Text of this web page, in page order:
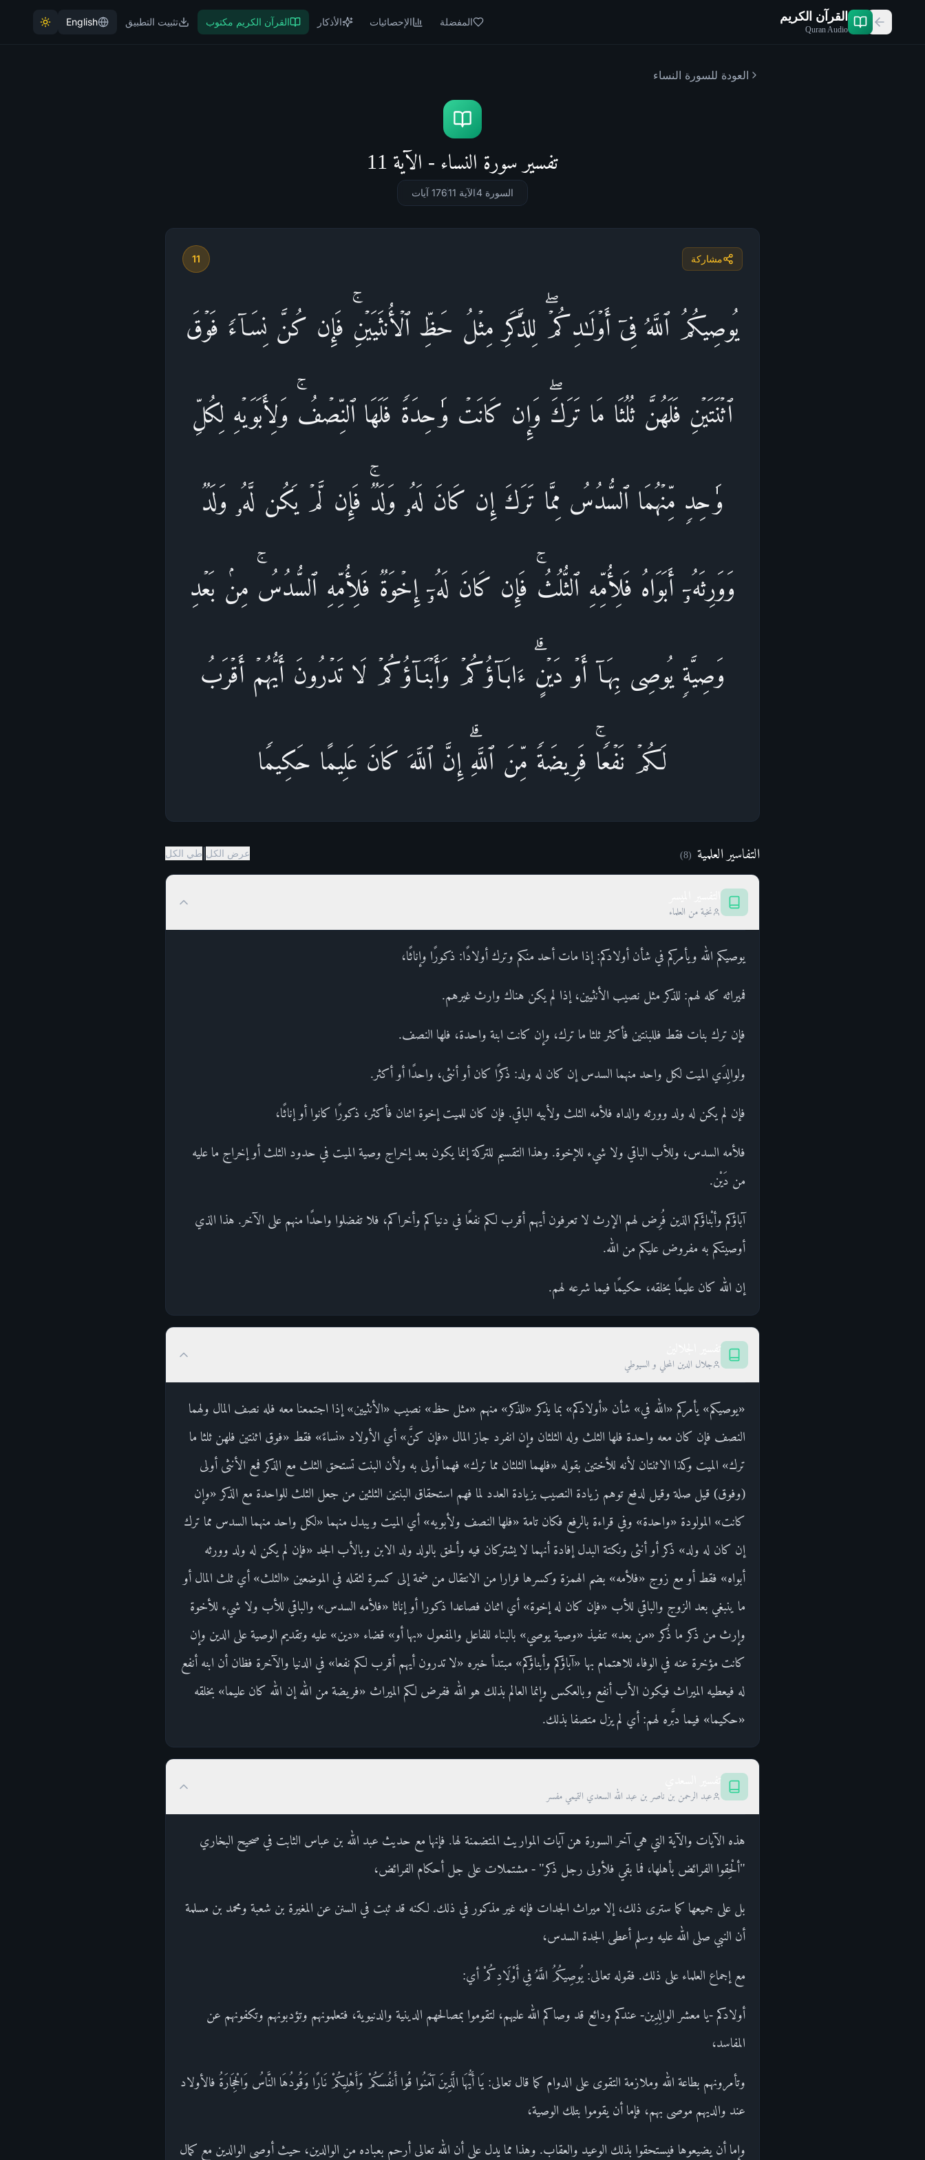
القرآن الكريم
Quran Audio
المفضلة الإحصائيات الأذكار القرآن الكريم مكتوب تثبيت التطبيق English
العودة للسورة النساء
تفسير سورة النساء - الآية 11
السورة 4 الآية 11 176 آيات
مشاركة 11
یُوصِیكُمُ ٱللَّهُ فِیۤ أَوۡلَـٰدِكُمۡۖ لِلذَّكَرِ مِثۡلُ حَظِّ ٱلۡأُنثَیَیۡنِۚ فَإِن كُنَّ نِسَاۤءࣰ فَوۡقَ
ٱثۡنَتَیۡنِ فَلَهُنَّ ثُلُثَا مَا تَرَكَۖ وَإِن كَانَتۡ وَ ٰ⁠حِدَةࣰ فَلَهَا ٱلنِّصۡفُۚ وَلِأَبَوَیۡهِ لِكُلِّ
وَ ٰ⁠حِدࣲ مِّنۡهُمَا ٱلسُّدُسُ مِمَّا تَرَكَ إِن كَانَ لَهُۥ وَلَدࣱۚ فَإِن لَّمۡ یَكُن لَّهُۥ وَلَدࣱ
وَوَرِثَهُۥۤ أَبَوَاهُ فَلِأُمِّهِ ٱلثُّلُثُۚ فَإِن كَانَ لَهُۥۤ إِخۡوَةࣱ فَلِأُمِّهِ ٱلسُّدُسُۚ مِنۢ بَعۡدِ
وَصِیَّةࣲ یُوصِی بِهَاۤ أَوۡ دَیۡنٍۗ ءَابَاۤؤُكُمۡ وَأَبۡنَاۤؤُكُمۡ لَا تَدۡرُونَ أَیُّهُمۡ أَقۡرَبُ
لَكُمۡ نَفۡعࣰاۚ فَرِیضَةࣰ مِّنَ ٱللَّهِۗ إِنَّ ٱللَّهَ كَانَ عَلِیمًا حَكِیمࣰا
التفاسير العلمية (
8
) عرض الكل طي الكل
نخبة من العلماء
يوصيكم الله ويأمركم في شأن أولادكم: إذا مات أحد منكم وترك أولادًا: ذكورًا وإناثًا،
فميراثه كله لهم: للذكر مثل نصيب الأنثيين، إذا لم يكن هناك وارث غيرهم.
فإن ترك بنات فقط فللبنتين فأكثر ثلثا ما ترك، وإن كانت ابنة واحدة، فلها النصف.
ولوالِدَي الميت لكل واحد منهما السدس إن كان له ولد: ذكرًا كان أو أنثى، واحدًا أو أكثر.
فإن لم يكن له ولد وورثه والداه فلأمه الثلث ولأبيه الباقي. فإن كان للميت إخوة اثنان فأكثر، ذكورًا كانوا أو إناثًا،
فلأمه السدس، وللأب الباقي ولا شيء للإخوة. وهذا التقسيم للتركة إنما يكون بعد إخراج وصية الميت في حدود الثلث أو إخراج ما عليه
من دَيْن.
آباؤكم وأبْناؤكم الذين فُرِض لهم الإرث لا تعرفون أيهم أقرب لكم نفعًا في دنياكم وأخراكم، فلا تفضلوا واحدًا منهم على الآخر. هذا الذي
أوصيتكم به مفروض عليكم من الله.
إن الله كان عليمًا بخلقه، حكيمًا فيما شرعه لهم.
جلال الدين المحلي و السيوطي
«يوصيكم» يأمركم «الله في» شأن «أولادكم» بما يذكر «للذكر» منهم «مثل حظ» نصيب «الأنثيين» إذا اجتمعنا معه فله نصف المال ولهما
النصف فإن كان معه واحدة فلها الثلث وله الثلثان وإن انفرد جاز المال «فإن كنَّ» أي الأولاد «نساءً» فقط «فوق اثنتين فلهن ثلثا ما
ترك» الميت وكذا الاثنتان لأنه للأختين بقوله «فلهما الثلثان مما ترك» فهما أولى به ولأن البنت تستحق الثلث مع الذكر فمع الأنثى أولى
(وفوق) قيل صلة وقيل لدفع توهم زيادة النصيب بزيادة العدد لما فهم استحقاق البنتين الثلثين من جعل الثلث للواحدة مع الذكر «وإن
كانت» المولودة «واحدة» وفي قراءة بالرفع فكان تامة «فلها النصف ولأبويه» أي الميت ويبدل منهما «لكل واحد منهما السدس مما ترك
إن كان له ولد» ذكر أو أنثى ونكتة البدل إفادة أنهما لا يشتركان فيه وألحق بالولد ولد الابن وبالأب الجد «فإن لم يكن له ولد وورثه
أبواه» فقط أو مع زوج «فلأمه» بضم الهمزة وكسرها فرارا من الانتقال من ضمة إلى كسرة لثقله في الموضعين «الثلث» أي ثلث المال أو
ما ينبغي بعد الزوج والباقي للأب «فإن كان له إخوة» أي اثنان فصاعدا ذكورا أو إناثا «فلأمه السدس» والباقي للأب ولا شيء للأخوة
وإرث من ذكر ما ذُكر «من بعد» تنفيذ «وصية يوصي» بالبناء للفاعل والمفعول «بها أو» قضاء «دين» عليه وتقديم الوصية على الدين وإن
كانت مؤخرة عنه في الوفاء للاهتمام بها «آباؤكم وأبناؤكم» مبتدأ خبره «لا تدرون أيهم أقرب لكم نفعا» في الدنيا والآخرة فظان أن ابنه أنفع
له فيعطيه الميراث فيكون الأب أنفع وبالعكس وإنما العالم بذلك هو الله ففرض لكم الميراث «فريضة من الله إن الله كان عليما» بخلقه
«حكيما» فيما دبَّره لهم: أي لم يزل متصفا بذلك.
عبد الرحمن بن ناصر بن عبد الله السعدي التميمي مفسر
هذه الآيات والآية التي هي آخر السورة هن آيات المواريث المتضمنة لها. فإنها مع حديث عبد الله بن عباس الثابت في صحيح البخاري
"ألْحِقوا الفرائض بأهلها، فما بقي فلأولى رجل ذكر" - مشتملات على جل أحكام الفرائض،
بل على جميعها كما سترى ذلك، إلا ميراث الجدات فإنه غير مذكور في ذلك. لكنه قد ثبت في السنن عن المغيرة بن شعبة ومحمد بن مسلمة
أن النبي صلى الله عليه وسلم أعطى الجدة السدس،
مع إجماع العلماء على ذلك. فقوله تعالى: يُوصِيكُمُ اللَّهُ فِي أَوْلَادِكُمْ أي:
أولادكم -يا معشر الوالِدِين- عندكم ودائع قد وصاكم الله عليهم، لتقوموا بمصالحهم الدينية والدنيوية، فتعلمونهم وتؤدبونهم وتكفونهم عن
المفاسد،
وتأمرونهم بطاعة الله وملازمة التقوى على الدوام كما قال تعالى: يَا أَيُّهَا الَّذِينَ آمَنُوا قُوا أَنفُسَكُمْ وَأَهْلِيكُمْ نَارًا وَقُودُهَا النَّاسُ وَالْحِجَارَةُ فالأولاد
عند والديهم موصى بهم، فإما أن يقوموا بتلك الوصية،
وإما أن يضيعوها فيستحقوا بذلك الوعيد والعقاب. وهذا مما يدل على أن الله تعالى أرحم بعباده من الوالدين، حيث أوصى الوالدين مع كمال